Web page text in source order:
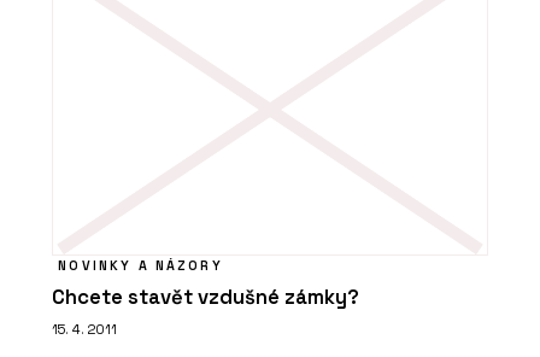
NOVINKY A NÁZORY
Chcete stavět vzdušné zámky?
15. 4. 2011